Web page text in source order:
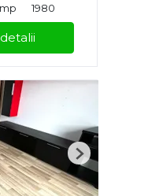
1980
Next